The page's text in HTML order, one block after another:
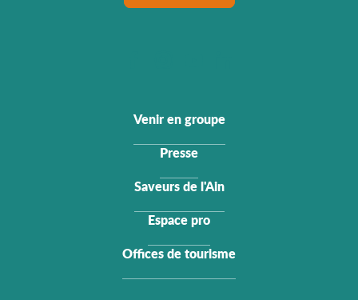
Venir en groupe
Presse
Saveurs de l'Ain
Espace pro
Offices de tourisme